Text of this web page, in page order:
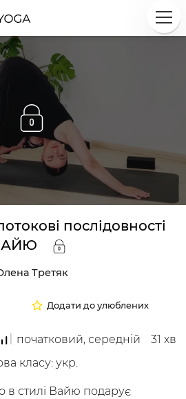
послідовності
Третяк
Додати до улюблених
початковий, середній 31 хв
класу: укр.
в стилі Вайю подарує